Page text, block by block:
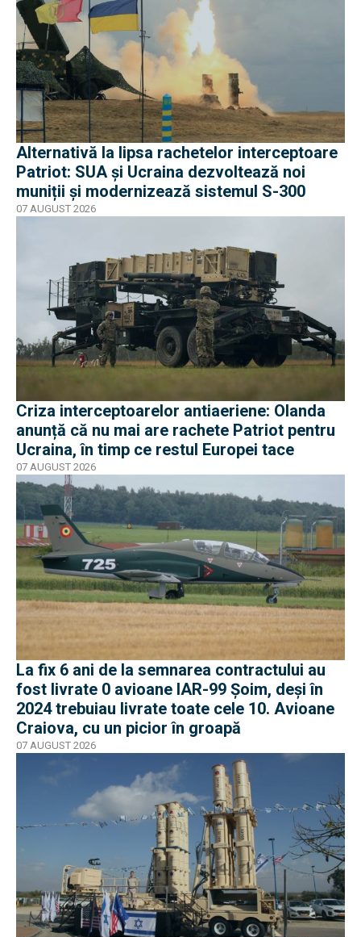
Alternativă la lipsa rachetelor interceptoare
Patriot: SUA și Ucraina dezvoltează noi
muniții și modernizează sistemul S-300
07 AUGUST 2026
Criza interceptoarelor antiaeriene: Olanda
anunță că nu mai are rachete Patriot pentru
Ucraina, în timp ce restul Europei tace
07 AUGUST 2026
La fix 6 ani de la semnarea contractului au
fost livrate 0 avioane IAR-99 Șoim, deși în
2024 trebuiau livrate toate cele 10. Avioane
Craiova, cu un picior în groapă
07 AUGUST 2026